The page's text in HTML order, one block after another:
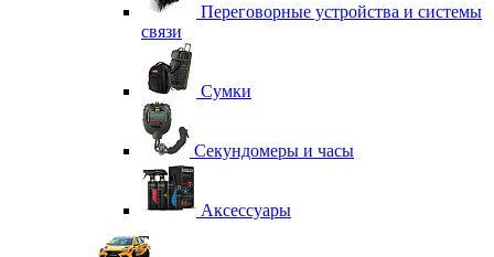
Переговорные устройства и системы
связи
Сумки
Секундомеры и часы
Аксессуары